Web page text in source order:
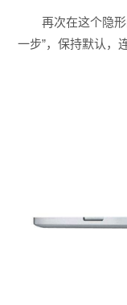
再次在这个隐
一步”，保持默认，